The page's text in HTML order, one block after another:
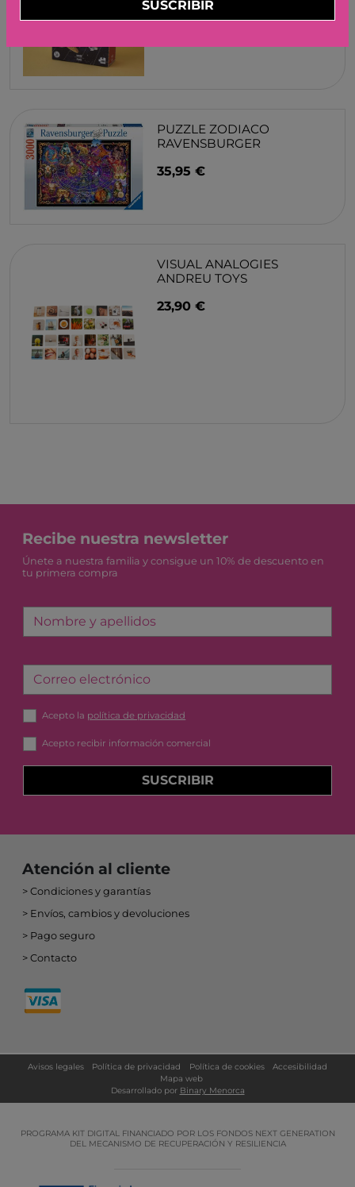
26,50 €
PUZZLE ZODIACO
RAVENSBURGER
35,95 €
VISUAL ANALOGIES
ANDREU TOYS
23,90 €
Recibe nuestra newsletter
Únete a nuestra familia y consigue un 10% de descuento en
tu primera compra
Nombre y apellidos
Correo electrónico
Acepto la política de privacidad
Acepto recibir información comercial
SUSCRIBIR
Atención al cliente
Condiciones y garantías
Envíos, cambios y devoluciones
Pago seguro
Contacto
Avisos legales Política de privacidad Política de cookies
Accesibilidad
Mapa web
Desarrollado por Binary Menorca
PROGRAMA KIT DIGITAL FINANCIADO POR LOS FONDOS NEXT GENERATION
DEL MECANISMO DE RECUPERACIÓN Y RESILIENCIA
SUSCRIBIR